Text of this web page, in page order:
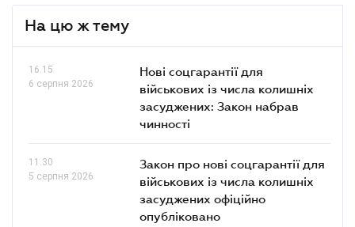
На цю ж тему
16.15
6 серпня 2026
Нові соцгарантії для
військових із числа колишніх
засуджених: Закон набрав
чинності
11.30
5 серпня 2026
Закон про нові соцгарантії для
військових із числа колишніх
засуджених офіційно
опубліковано